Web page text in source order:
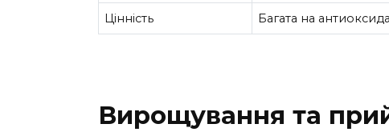
Цінність Багата на
Вирощування та